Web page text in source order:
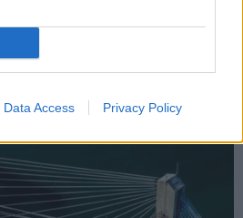
Data Access Privacy Policy